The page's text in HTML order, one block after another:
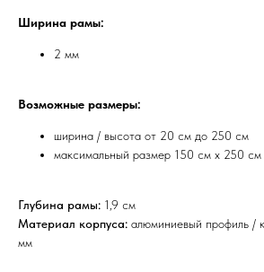
Ширина рамы:
2 мм
Возможные размеры:
ширина / высота от 20 см до 250 см
максимальный размер 150 см х 250 см
Глубина рамы: 1,9 см
Материал корпуса: алюминиевый профиль /
мм